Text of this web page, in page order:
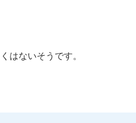
はないそうです。